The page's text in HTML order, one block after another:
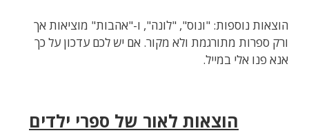
הוצאות נוספות: "ונוס", "לונה", ו-"אהבות" מוציאות אך
ורק ספרות מתורגמת ולא מקור. אם יש לכם עדכון על כך
אנא פנו אלי במייל.
הוצאות לאור של ספרי ילדים